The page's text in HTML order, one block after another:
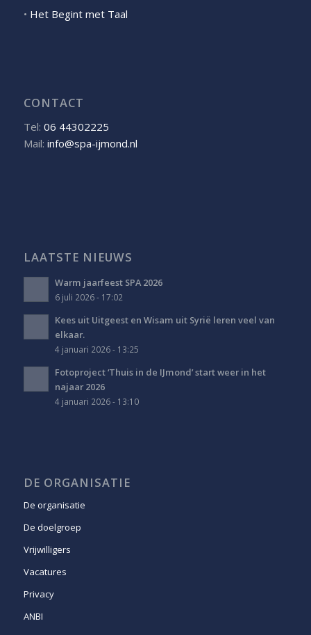
• Het Begint met Taal
CONTACT
Tel: 06 44302225
Mail: info@spa-ijmond.nl
LAATSTE NIEUWS
Warm jaarfeest SPA 2026
6 juli 2026 - 17:02
Kees uit Uitgeest en Wisam uit Syrië leren veel van
elkaar.
4 januari 2026 - 13:25
Fotoproject ‘Thuis in de IJmond’ start weer in het
najaar 2026
4 januari 2026 - 13:10
DE ORGANISATIE
De organisatie
De doelgroep
Vrijwilligers
Vacatures
Privacy
ANBI